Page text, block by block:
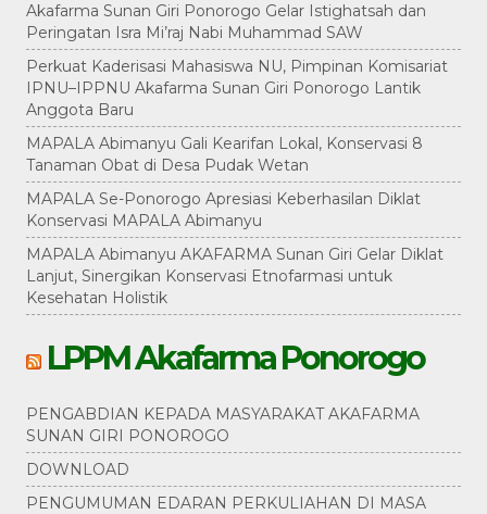
Akafarma Sunan Giri Ponorogo Gelar Istighatsah dan
Peringatan Isra Mi’raj Nabi Muhammad SAW
Perkuat Kaderisasi Mahasiswa NU, Pimpinan Komisariat
IPNU–IPPNU Akafarma Sunan Giri Ponorogo Lantik
Anggota Baru
MAPALA Abimanyu Gali Kearifan Lokal, Konservasi 8
Tanaman Obat di Desa Pudak Wetan
MAPALA Se-Ponorogo Apresiasi Keberhasilan Diklat
Konservasi MAPALA Abimanyu
MAPALA Abimanyu AKAFARMA Sunan Giri Gelar Diklat
Lanjut, Sinergikan Konservasi Etnofarmasi untuk
Kesehatan Holistik
LPPM Akafarma Ponorogo
PENGABDIAN KEPADA MASYARAKAT AKAFARMA
SUNAN GIRI PONOROGO
DOWNLOAD
PENGUMUMAN EDARAN PERKULIAHAN DI MASA